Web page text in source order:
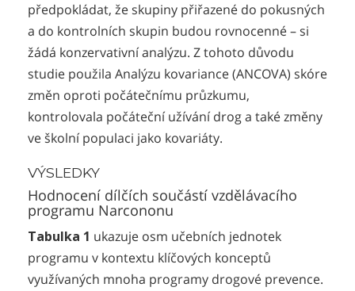
předpokládat, že skupiny přiřazené do pokusných
a do kontrolních skupin budou rovnocenné – si
žádá konzervativní analýzu. Z tohoto důvodu
studie použila Analýzu kovariance (ANCOVA) skóre
změn oproti počátečnímu průzkumu,
kontrolovala počáteční užívání drog a také změny
ve školní populaci jako kovariáty.
VÝSLEDKY
Hodnocení dílčích součástí vzdělávacího
programu Narcononu
Tabulka 1 ukazuje osm učebních jednotek
programu v kontextu klíčových konceptů
využívaných mnoha programy drogové prevence.